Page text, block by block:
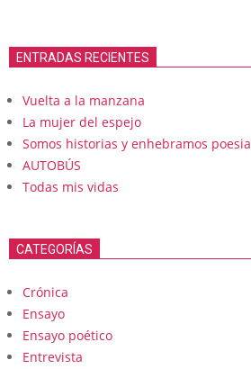
ENTRADAS RECIENTES
Vuelta a la manzana
La mujer del espejo
Somos historias y enhebramos poesia
AUTOBÚS
Todas mis vidas
CATEGORÍAS
Crónica
Ensayo
Ensayo poético
Entrevista